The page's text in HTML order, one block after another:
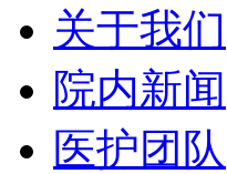
关于我们
院内新闻
医护团队